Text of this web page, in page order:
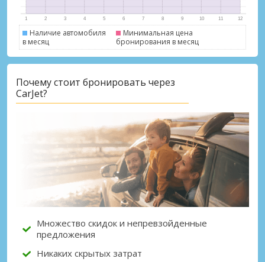
Лучшие сбережения
Получите доступ к эксклюзивным
предложениям партнёров
Войти с помощью eLink
Наличие автомобиля
в месяц
Минимальная цена
бронирования в месяц
Почему стоит бронировать через
CarJet?
Множество скидок и непревзойденные
предложения
Никаких скрытых затрат